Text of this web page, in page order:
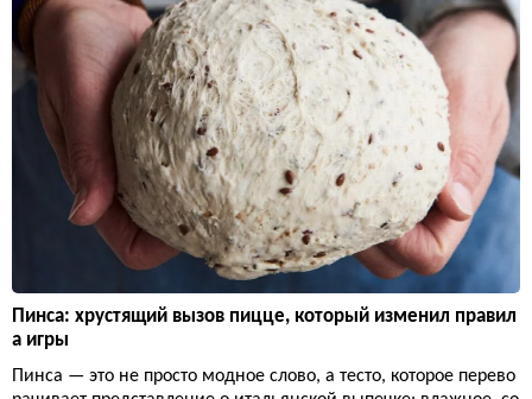
Пинса: хрустящий вызов пицце, который изменил правил
а игры
Пинса — это не просто модное слово, а тесто, которое перево